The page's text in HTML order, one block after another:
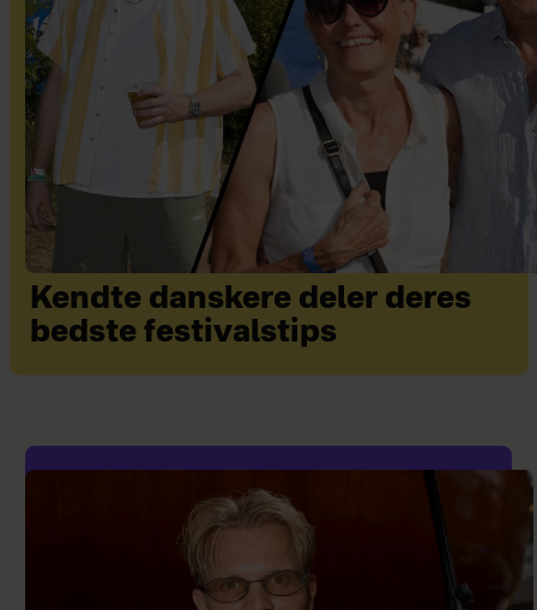
Kendte danskere deler deres
bedste festivalstips